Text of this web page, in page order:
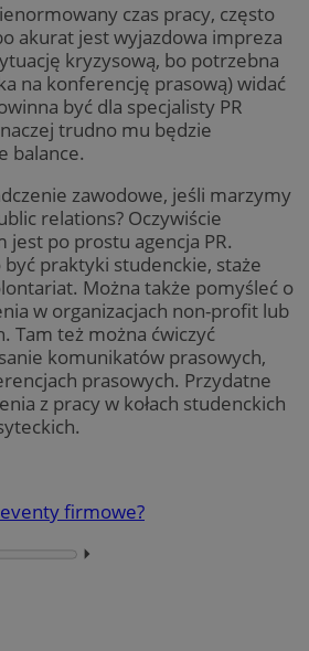
czas pracy, często
akurat jest wyjazdowa impreza
kryzysową, bo potrzebna
na konferencję prasową) widać
być dla specjalisty PR
trudno mu będzie
balance.
zawodowe, jeśli marzymy
relations? Oczywiście
po prostu agencja PR.
praktyki studenckie, staże
Można także pomyśleć o
w organizacjach non-profit lub
Tam też można ćwiczyć
komunikatów prasowych,
prasowych. Przydatne
z pracy w kołach studenckich
firmowe?
⏵︎